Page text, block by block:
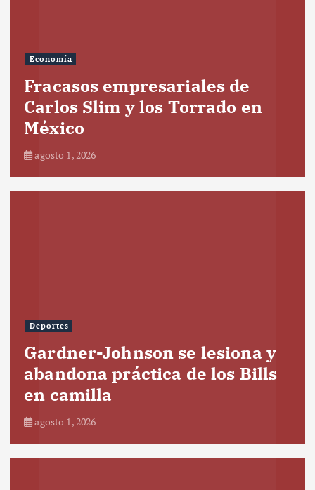
Economía
Fracasos empresariales de
Carlos Slim y los Torrado en
México
agosto 1, 2026
Deportes
Gardner-Johnson se lesiona y
abandona práctica de los Bills
en camilla
agosto 1, 2026